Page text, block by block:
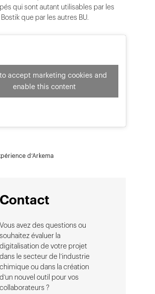
qui sont autant utilisables par les
que par les autres BU.
accept marketing cookies and
enable this content
d’Arkema
Contact
Vous avez des questions ou
souhaitez évaluer la
digitalisation de votre projet
dans le secteur de l’industrie
chimique ou dans la création
d’un nouvel outil pour vos
collaborateurs ?